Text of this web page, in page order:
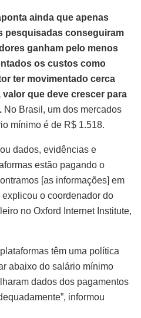
ainda que apenas
pesquisadas conseguiram
ganham pelo menos
os custos como
ter movimentado cerca
valor que deve crescer para
No Brasil, um dos mercados
mínimo é de R$ 1.518.
dados, evidências e
estão pagando o
[as informações] em
explicou o coordenador do
no Oxford Internet Institute,
têm uma política
abaixo do salário mínimo
dados dos pagamentos
informou